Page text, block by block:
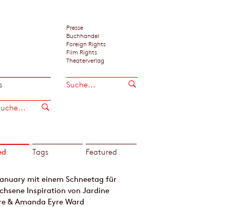
Presse
Buchhandel
Foreign Rights
Film Rights
Theaterverlag
Tags Featured
mit einem Schneetag für
Inspiration von Jardine
& Amanda Eyre Ward